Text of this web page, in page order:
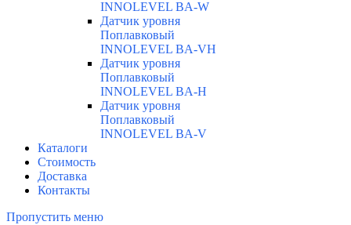
INNOLEVEL BA-W
Датчик уровня
Поплавковый
INNOLEVEL BA-VH
Датчик уровня
Поплавковый
INNOLEVEL BA-H
Датчик уровня
Поплавковый
INNOLEVEL BA-V
Каталоги
Стоимость
Доставка
Контакты
Пропустить меню